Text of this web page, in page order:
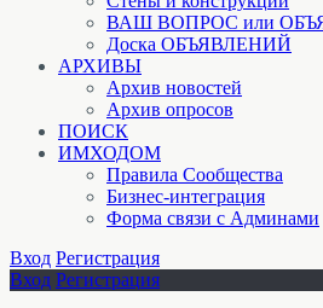
ВАШ ВОПРОС или
Доска ОБЪЯВЛЕНИЙ
АРХИВЫ
Архив новостей
Архив опросов
ПОИСК
ИМХОДОМ
Правила Сообщества
Бизнес-интеграция
Форма связи с Админами
Вход Регистрация
Вход Регистрация